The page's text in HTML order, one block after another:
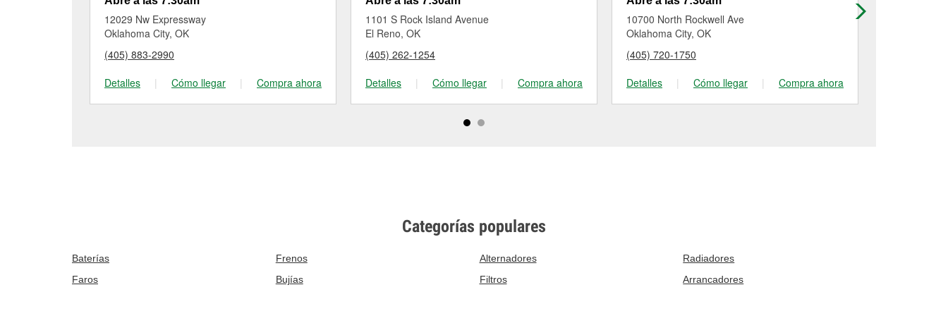
12029 Nw Expressway
Oklahoma City, OK
(405) 883-2990
Detalles
| Cómo llegar | Compra ahora
1101 S Rock Island Avenue
El Reno, OK
(405) 262-1254
Detalles
| Cómo llegar | Compra ahora
10700 North Rockwell Ave
Oklahoma City, OK
(405) 720-1750
Detalles
| Cómo llegar | Compra ahora
Categorías populares
Baterías Frenos Alternadores
Radiadores
Faros
Bujías Filtros Arrancadores